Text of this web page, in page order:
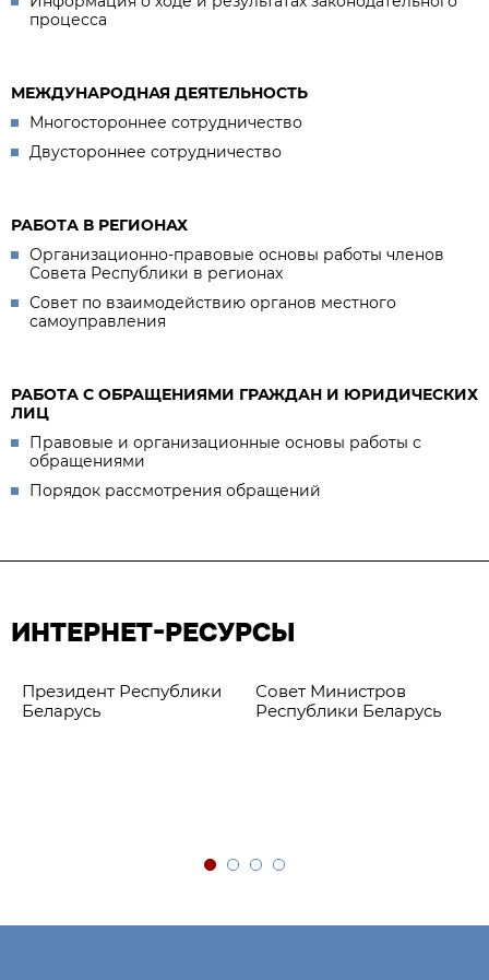
процесса
МЕЖДУНАРОДНАЯ ДЕЯТЕЛЬНОСТЬ
Многостороннее сотрудничество
Двустороннее сотрудничество
РАБОТА В РЕГИОНАХ
Организационно-правовые основы работы членов
Совета Республики в регионах
Совет по взаимодействию органов местного
самоуправления
РАБОТА С ОБРАЩЕНИЯМИ ГРАЖДАН И ЮРИДИЧЕСКИХ
ЛИЦ
Правовые и организационные основы работы с
обращениями
Порядок рассмотрения обращений
ИНТЕРНЕТ-РЕСУРСЫ
Президент Республики
Беларусь
Совет Министров
Республики Беларусь